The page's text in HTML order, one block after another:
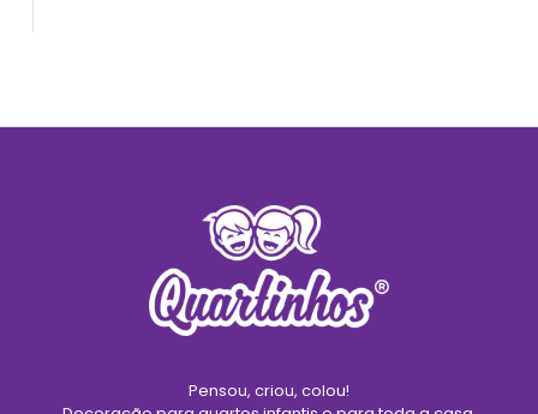
Pensou, criou, colou!